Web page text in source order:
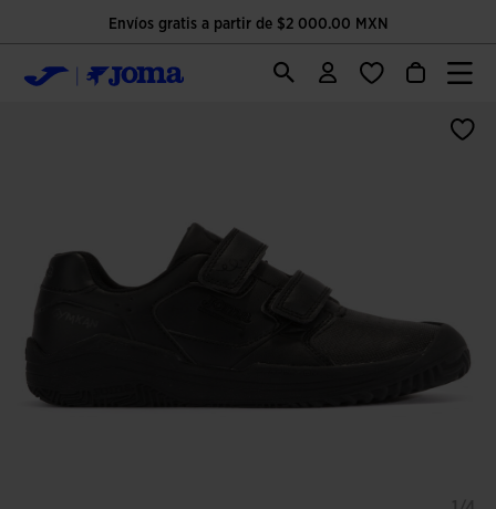
Envíos gratis a partir de $2 000.00 MXN